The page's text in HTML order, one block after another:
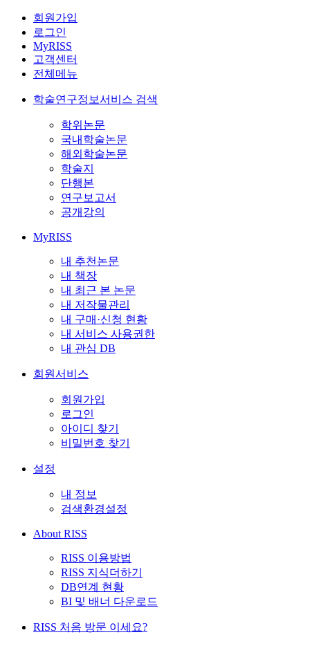
회원가입
로그인
MyRISS
고객센터
전체메뉴
학술연구정보서비스 검색
학위논문
국내학술논문
해외학술논문
학술지
단행본
연구보고서
공개강의
MyRISS
내 추천논문
내 책장
내 최근 본 논문
내 저작물관리
내 구매·신청 현황
내 서비스 사용권한
내 관심 DB
회원서비스
회원가입
로그인
아이디 찾기
비밀번호 찾기
설정
내 정보
검색환경설정
About RISS
RISS 이용방법
RISS 지식더하기
DB연계 현황
BI 및 배너 다운로드
RISS 처음 방문 이세요?